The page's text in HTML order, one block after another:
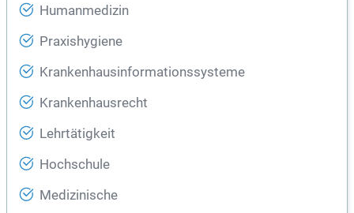
Humanmedizin
Praxishygiene
Krankenhausinformationssysteme
Krankenhausrecht
Lehrtätigkeit
Hochschule
Medizinische